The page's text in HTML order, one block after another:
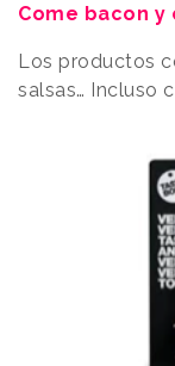
Come bacon
Los productos
salsas… Incluso